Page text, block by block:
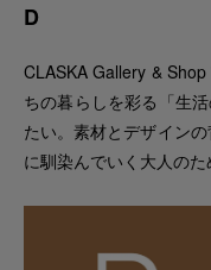
D
CLASKA Gallery &
ちの暮らしを彩る「生
たい。素材とデザイン
に馴染んでいく大人のた